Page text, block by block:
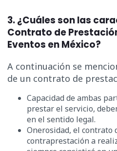
3. ¿Cuáles son las
Contrato de
Eventos en México?
A continuación se
de un contrato de
Capacidad de ambas
prestar el servicio,
en el sentido legal.
Onerosidad, el contrato
contraprestación a